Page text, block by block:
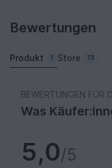
Bewertungen
Produkt 1 Store 13
BEWERTUNGEN FÜR
Was
5,0/5